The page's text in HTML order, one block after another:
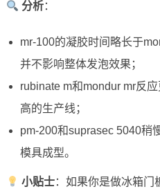
分析：
mr-100的凝胶时间略长于
并不影响整体发泡效果；
rubinate m和mondur mr反
高的生产线；
pm-200和suprasec 5040稍
模具成型。
小贴士：如果你是做冰箱门